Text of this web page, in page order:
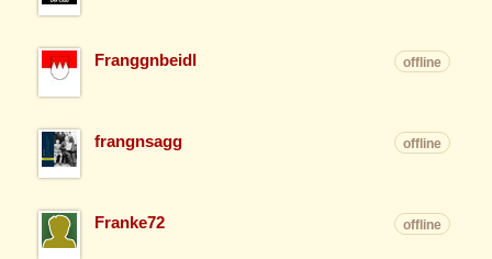
Franggnbeidl offline
frangnsagg offline
Franke72 offline